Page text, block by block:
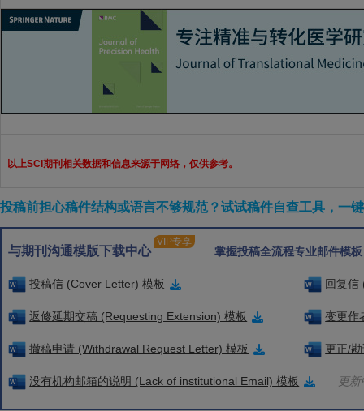
以上SCI期刊相关数据和信息来源于网络，仅供参考。
投稿前担心稿件结构或语言不够规范？试试稿件自查工具，一
与期刊沟通模版下载中心
VIP专享
掌握投稿全流程专业邮件模
投稿信 (Cover Letter) 模板 回复信
返修延期交稿 (Requesting Extension) 模板 变更作
撤稿申请 (Withdrawal Request Letter) 模板 更正/
没有机构邮箱的说明 (Lack of institutional Email) 模板 更